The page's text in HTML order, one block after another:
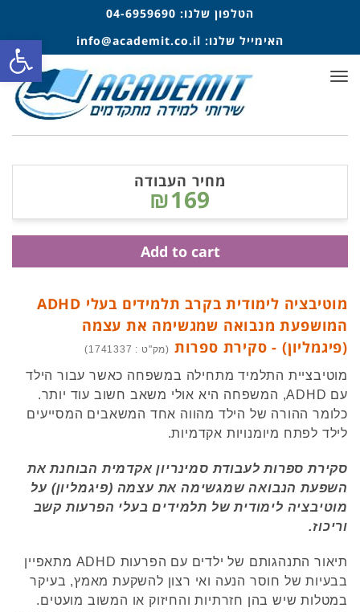
הטלפון שלנו: 04-6959690
האימייל שלנו: info@academit.co.il
תפריט
מוטיבציה לימודית בקרב תלמידים בעלי ADHD
המושפעת מנבואה שמגשימה את עצמה
(פיגמליון) - סקירת ספרות (מק"ט : 1741337)
מוטיבציית התלמיד מתחילה במשפחה כאשר עבור הילד
עם ADHD, המשפחה היא אולי משאב חשוב עוד יותר.
כלומר ההורה של הילד מהווה אחד המשאבים המסייעים
לילד לפתח מיומנויות אקדמיות.
סקירת ספרות לעבודת סמינריון אקדמית הבוחנת את
השפעת הנבואה שמגשימה את עצמה (פיגמליון) על
מוטיבציה לימודית של תלמידים בעלי הפרעות קשב
וריכוז.
תיאור התנהגותם של ילדים עם הפרעות ADHD מתאפיין
בבעיות של חוסר הנעה ואי רצון להשקעת מאמץ, בעיקר
במטלות שיש בהן חזרתיות והחיזוק או המשוב מועטים.
מחיר העבודה
₪169
Add to cart
פתח